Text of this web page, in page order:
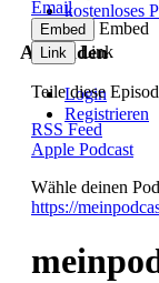
kostenloses
Anmelden
Login
Registrieren
Cookies Einstellung
Email
Embed Embed
Link Link
Teile diese
RSS Feed
Apple Podcast
Wähle deinen
https://